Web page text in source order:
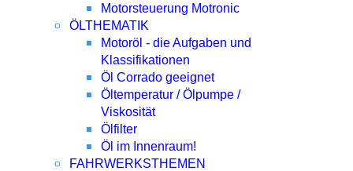
Motorsteuerung Motronic
ÖLTHEMATIK
Motoröl - die Aufgaben und
Klassifikationen
Öl Corrado geeignet
Öltemperatur / Ölpumpe /
Viskosität
Ölfilter
Öl im Innenraum!
FAHRWERKSTHEMEN